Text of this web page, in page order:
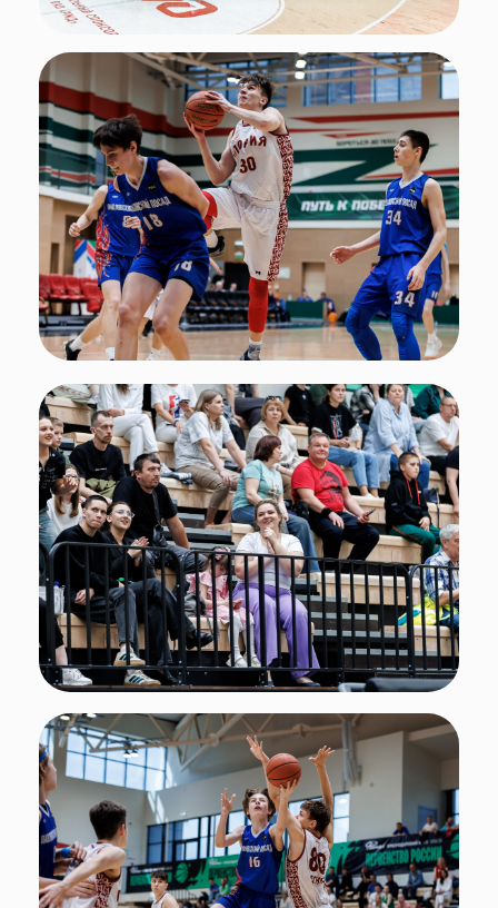
Фото: Российская Федерация Баскетбола
Итоги
По итогам финальных матчей места на
пьедестале распределились следующим
образом:
1. СШОР по баскетболу (Краснодар)
2. СШОР «ЦСКА» (Москва)
3. СШОР «Глория» им. Ю.И. Бирюкова